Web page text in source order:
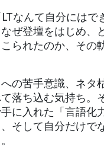
なんて自分にはで
ぜ登壇をはじめ、
られたのか、その
の苦手意識、ネタ
落ち込む気持ち。
に入れた「言語化
そして自分だけで